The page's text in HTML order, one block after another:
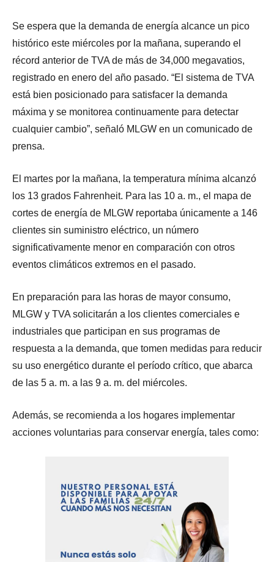
Se espera que la demanda de energía alcance un pico
histórico este miércoles por la mañana, superando el
récord anterior de TVA de más de 34,000 megavatios,
registrado en enero del año pasado. “El sistema de TVA
está bien posicionado para satisfacer la demanda
máxima y se monitorea continuamente para detectar
cualquier cambio”, señaló MLGW en un comunicado de
prensa.
El martes por la mañana, la temperatura mínima alcanzó
los 13 grados Fahrenheit. Para las 10 a. m., el mapa de
cortes de energía de MLGW reportaba únicamente a 146
clientes sin suministro eléctrico, un número
significativamente menor en comparación con otros
eventos climáticos extremos en el pasado.
En preparación para las horas de mayor consumo,
MLGW y TVA solicitarán a los clientes comerciales e
industriales que participan en sus programas de
respuesta a la demanda, que tomen medidas para reducir
su uso energético durante el período crítico, que abarca
de las 5 a. m. a las 9 a. m. del miércoles.
Además, se recomienda a los hogares implementar
acciones voluntarias para conservar energía, tales como: